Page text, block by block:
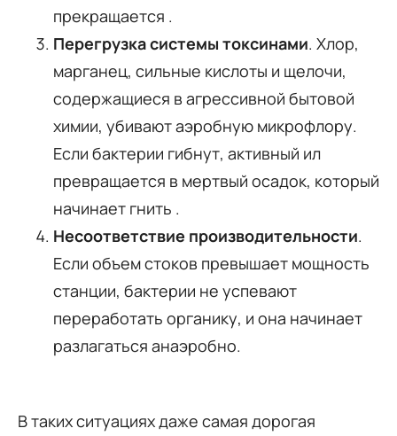
прекращается .
Перегрузка системы токсинами. Хлор,
марганец, сильные кислоты и щелочи,
содержащиеся в агрессивной бытовой
химии, убивают аэробную микрофлору.
Если бактерии гибнут, активный ил
превращается в мертвый осадок, который
начинает гнить .
Несоответствие производительности.
Если объем стоков превышает мощность
станции, бактерии не успевают
переработать органику, и она начинает
разлагаться анаэробно.
В таких ситуациях даже самая дорогая